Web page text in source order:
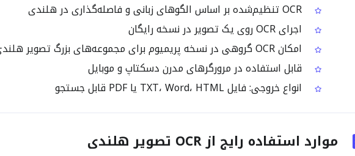
اجرای OCR روی یک تصویر در نسخه رایگان
امکان OCR گروهی در نسخه پریمیوم برای مجموعه‌های بزرگ تصویر هلندی
قابل استفاده در مرورگرهای مدرن دسکتاپ و موبایل
انواع خروجی: فایل TXT، Word، HTML یا PDF قابل جستجو
موارد استفاده رایج از OCR تصویر هلندی